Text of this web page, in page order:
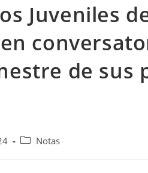
Juveniles
de sus
Notas